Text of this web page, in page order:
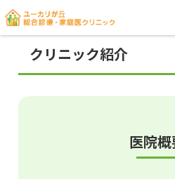
クリニック紹介
医院